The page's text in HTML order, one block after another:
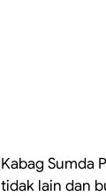
Kabag Sumda
tidak lain dan